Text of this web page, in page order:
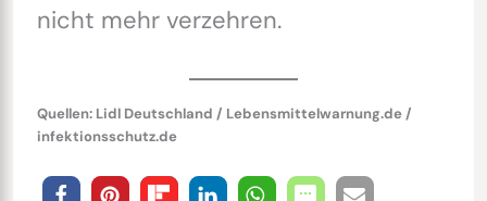
nicht mehr verzehren.
Quellen: Lidl Deutschland / Lebensmittelwarnung.de /
infektionsschutz.de